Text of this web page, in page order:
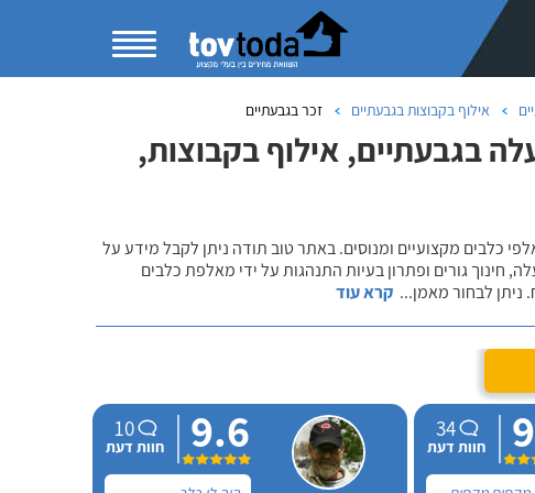
אילוף בקבוצות בגבעתיים זכר בגבעתיים
בגבעתיים, אילוף בקבוצות,
כלבים מקצועיים ומנוסים. באתר טוב תודה ניתן לקבל מידע על
חינוך גורים ופתרון בעיות התנהגות על ידי מאלפת כלבים
ניתן לבחור מאמן... קרא עוד
34
חוות דעת 9.6
10
חוות דעת